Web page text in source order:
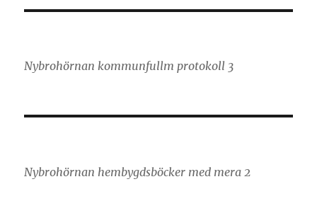
Nybrohörnan kommunfullm protokoll 3
Nybrohörnan hembygdsböcker med mera 2